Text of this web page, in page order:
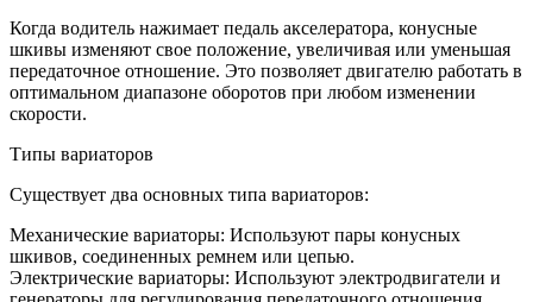
Когда водитель нажимает педаль акселератора, конусные
шкивы изменяют свое положение, увеличивая или уменьшая
передаточное отношение. Это позволяет двигателю работать в
оптимальном диапазоне оборотов при любом изменении
скорости.
Типы вариаторов
Существует два основных типа вариаторов:
Механические вариаторы: Используют пары конусных
шкивов, соединенных ремнем или цепью.
Электрические вариаторы: Используют электродвигатели и